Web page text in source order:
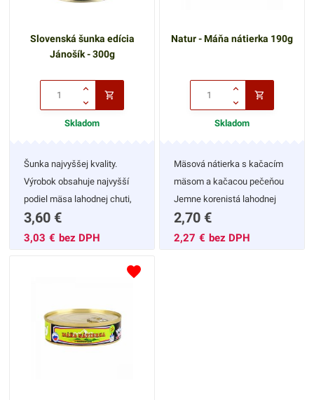
Slovenská šunka edícia
Jánošík - 300g
Skladom
Šunka najvyššej kvality.
Výrobok obsahuje najvyšší
podiel mäsa lahodnej chuti,
pri konzervárenskej výrobe.
Konzerva sa otvára z oboch
čerstvou zeleninou. Po
ochutnaní určite oceníte
3,60 €
3,03 € bez DPH
Natur - Máňa nátierka 190g
Skladom
Mäsová nátierka s kačacím
mäsom a kačacou pečeňou
Jemne korenistá lahodnej
chuti, ľahko roztierateľná.
Vhodná pre rýchle raňajky ale
2,70 €
2,27 € bez DPH